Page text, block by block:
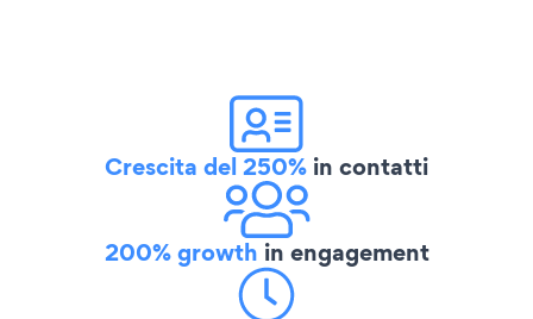
Crescita del 250% in contatti
200% growth in engagement